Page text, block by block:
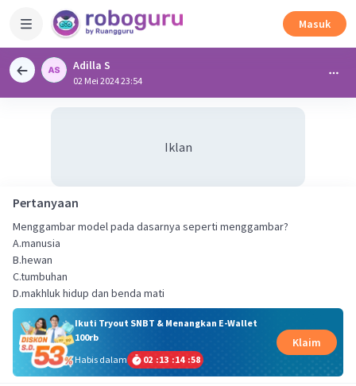
Masuk
Adilla S
02 Mei 2024 23:54
Iklan
Pertanyaan
Menggambar model pada dasarnya seperti menggambar?
A.manusia
B.hewan
C.tumbuhan
D.makhluk hidup dan benda mati
Ikuti Tryout SNBT & Menangkan E-Wallet
100rb
Habis dalam
02 :13 :14 :58
Klaim